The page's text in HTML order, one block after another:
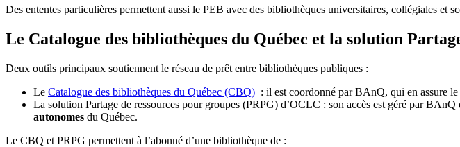
Des ententes particulières permettent aussi le PEB avec des bibliothèques universitaires, collégiales et
Le Catalogue des bibliothèques du Québec et la solution
Deux outils principaux soutiennent le réseau de prêt entre bibliothèques publiques :
Le Catalogue des bibliothèques du Québec (CBQ) : il est coordonné par BAnQ, qui en assure le
La solution Partage de ressources pour groupes (PRPG) d’OCLC : son accès est géré par
autonomes du Québec.
Le CBQ et PRPG permettent à l’abonné d’une bibliothèque de :